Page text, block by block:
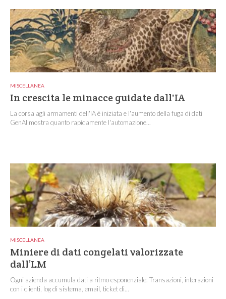
MISCELLANEA
In crescita le minacce guidate dall'IA
La corsa agli armamenti dell'IA è iniziata e l'aumento della fuga di dati
GenAI mostra quanto rapidamente l'automazione...
MISCELLANEA
Miniere di dati congelati valorizzate
dall’LM
Ogni azienda accumula dati a ritmo esponenziale. Transazioni, interazioni
con i clienti, log di sistema, email, ticket di...